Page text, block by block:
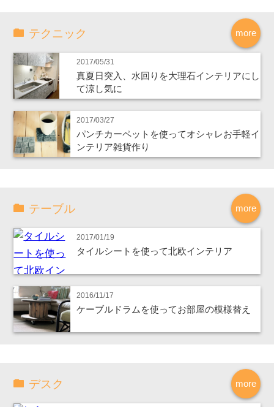
more
テクニック
2017/05/31
真夏日突入、水回りを大理石インテリアにし
て涼し気に
2017/03/27
パンチカーペットを使ってオシャレお手軽イ
ンテリア雑貨作り
more
テーブル
2017/01/19
タイルシートを使って北欧インテリア
2016/11/17
ケーブルドラムを使ってお部屋の模様替え
more
デスク